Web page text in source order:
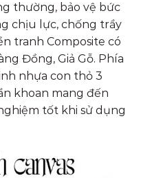
thường, bảo vệ bức
chịu lực, chống trầy
tranh Composite có
Đồng, Giả Gỗ. Phía
nhựa con thỏ 3
khoan mang đến
tốt khi sử dụng